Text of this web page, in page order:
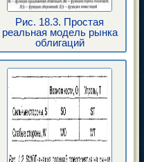
Рис. 18.3. Простая
реальная модель рынка
облигаций